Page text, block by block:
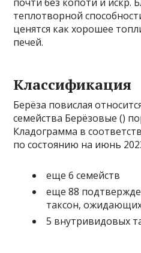
теплотворной
ценятся как хорошее
печей.
Классификация
Берёза повислая
семейства Берёзовые ()
Кладограмма в
по состоянию на июнь
еще 6 семейств
еще 88
таксон,
5 внутривидовых